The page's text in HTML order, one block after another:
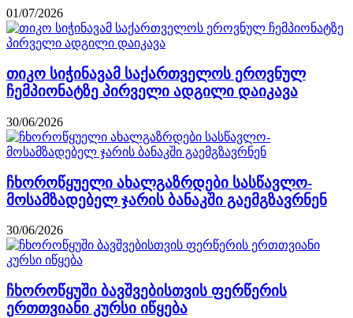
01/07/2026
თიკო სიჭინავამ საქართველოს ეროვნულ
ჩემპიონატზე პირველი ადგილი დაიკავა
30/06/2026
ჩხოროწყუელი ახალგაზრდები სასწავლო-
მოსამზადებელ ჯარის ბანაკში გაემგზავრნენ
30/06/2026
ჩხოროწყუში ბავშვებისთვის ფერწერის
ერთთვიანი კურსი იწყება